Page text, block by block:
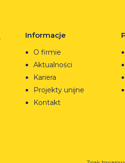
Informacje
O firmie
Aktualności
Kariera
Projekty unijne
Kontakt